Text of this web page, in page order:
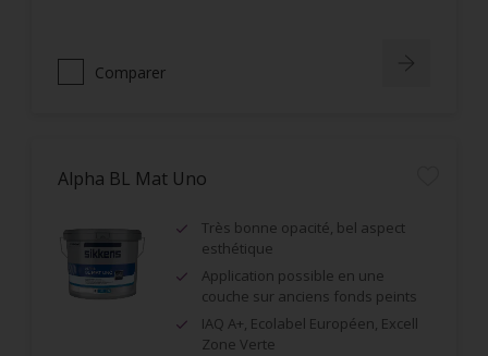
Comparer
Alpha BL Mat Uno
Très bonne opacité, bel aspect
esthétique
Application possible en une
couche sur anciens fonds peints
IAQ A+, Ecolabel Européen, Excell
Zone Verte